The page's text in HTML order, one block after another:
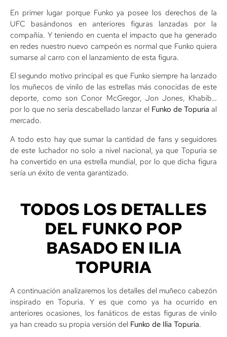
En primer lugar porque Funko ya posee los derechos de la
UFC basándonos en anteriores figuras lanzadas por la
compañía. Y teniendo en cuenta el impacto que ha generado
en redes nuestro nuevo campeón es normal que Funko quiera
sumarse al carro con el lanzamiento de esta figura.
El segundo motivo principal es que Funko siempre ha lanzado
los muñecos de vinilo de las estrellas más conocidas de este
deporte, como son Conor McGregor, Jon Jones, Khabib…
por lo que no sería descabellado lanzar el Funko de Topuria al
mercado.
A todo esto hay que sumar la cantidad de fans y seguidores
de este luchador no solo a nivel nacional, ya que Topuria se
ha convertido en una estrella mundial, por lo que dicha figura
sería un éxito de venta garantizado.
TODOS LOS DETALLES
DEL FUNKO POP
BASADO EN ILIA
TOPURIA
A continuación analizaremos los detalles del muñeco cabezón
inspirado en Topuria. Y es que como ya ha ocurrido en
anteriores ocasiones, los fanáticos de estas figuras de vinilo
ya han creado su propia versión del Funko de Ilia Topuria.